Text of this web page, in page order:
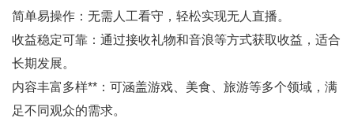
简单易操作：无需人工看守，轻松实现无人直播。
收益稳定可靠：通过接收礼物和音浪等方式获取收益，适合
长期发展。
内容丰富多样**：可涵盖游戏、美食、旅游等多个领域，满
足不同观众的需求。